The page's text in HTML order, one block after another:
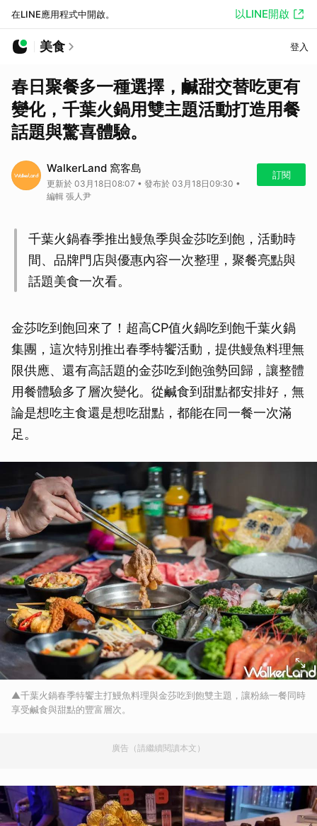
在LINE應用程式中開啟。 以LINE開啟
美食 登入
春日聚餐多一種選擇，鹹甜交替吃更有
變化，千葉火鍋用雙主題活動打造用餐
話題與驚喜體驗。
WalkerLand 窩客島
更新於 03月18日08:07 • 發布於 03月18日09:30 •
編輯 張人尹
訂閱
千葉火鍋春季推出鰻魚季與金莎吃到飽，活動時
間、品牌門店與優惠內容一次整理，聚餐亮點與
話題美食一次看。
金莎吃到飽回來了！超高CP值火鍋吃到飽千葉火鍋
集團，這次特別推出春季特饗活動，提供鰻魚料理無
限供應、還有高話題的金莎吃到飽強勢回歸，讓整體
用餐體驗多了層次變化。從鹹食到甜點都安排好，無
論是想吃主食還是想吃甜點，都能在同一餐一次滿
足。
▲千葉火鍋春季特饗主打鰻魚料理與金莎吃到飽雙主題，讓粉絲一餐同時
享受鹹食與甜點的豐富層次。
廣告（請繼續閱讀本文）